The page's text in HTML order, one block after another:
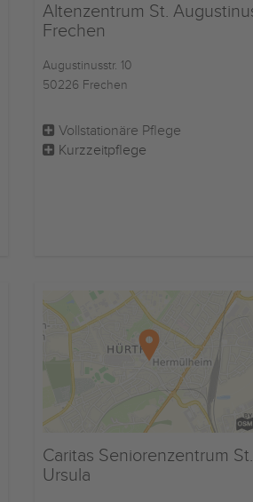
Altenzentrum St.
Frechen
Augustinusstr. 10
50226 Frechen
Vollstationäre Pflege
Kurzzeitpflege
Caritas Seniorenzentrum St.
Ursula